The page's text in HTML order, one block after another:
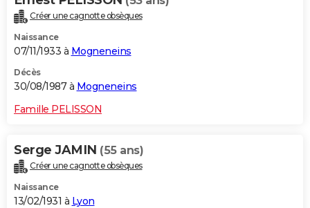
Créer une cagnotte obsèques
Naissance
07/11/1933 à Mogneneins
Décès
30/08/1987 à Mogneneins
Famille PELISSON
Serge JAMIN (55 ans)
Créer une cagnotte obsèques
Naissance
13/02/1931 à Lyon